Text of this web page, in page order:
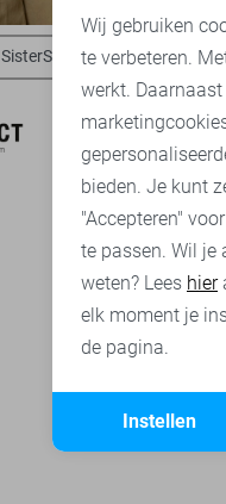
SisterS point jassen
Analytische
Wij gebruiken
te verbeteren.
werkt.
bieden. Je kunt
"Accepteren"
te passen. Wil je
weten? Lees hier
elk moment je
de pagina.
Instellen